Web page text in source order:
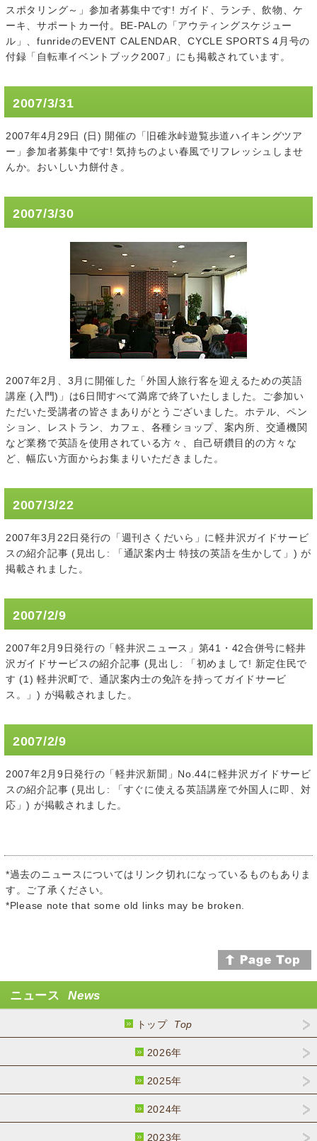
スポタリング～」参加者募集中です! ガイド、ランチ、飲物、ケ
ーキ、サポートカー付。BE-PALの「アウティングスケジュー
ル」、funrideのEVENT CALENDAR、CYCLE SPORTS 4月号の
付録「自転車イベントブック2007」にも掲載されています。
2007/3/31
2007年4月29日 (日) 開催の「旧碓氷峠遊覧歩道ハイキングツア
ー」参加者募集中です! 気持ちのよい春風でリフレッシュしませ
んか。おいしい力餅付き。
2007/3/30
2007年2月、3月に開催した「外国人旅行客を迎えるための英語
講座 (入門)」は6日間すべて満席で終了いたしました。ご参加い
ただいた受講者の皆さまありがとうございました。ホテル、ペン
ション、レストラン、カフェ、各種ショップ、案内所、交通機関
など業務で英語を使用されている方々、自己研鑽目的の方々な
ど、幅広い方面からお集まりいただきました。
2007/3/22
2007年3月22日発行の「週刊さくだいら」に軽井沢ガイドサービ
スの紹介記事 (見出し: 「通訳案内士 特技の英語を生かして」) が
掲載されました。
2007/2/9
2007年2月9日発行の「軽井沢ニュース」第41・42合併号に軽井
沢ガイドサービスの紹介記事 (見出し: 「初めまして! 新定住民で
す (1) 軽井沢町で、通訳案内士の免許を持ってガイドサービ
ス。」) が掲載されました。
2007/2/9
2007年2月9日発行の「軽井沢新聞」No.44に軽井沢ガイドサービ
スの紹介記事 (見出し: 「すぐに使える英語講座で外国人に即、対
応」) が掲載されました。
*過去のニュースについてはリンク切れになっているものもありま
す。ご了承ください。
*Please note that some old links may be broken.
ニュースNews
トップ Top
2026年
2025年
2024年
2023年